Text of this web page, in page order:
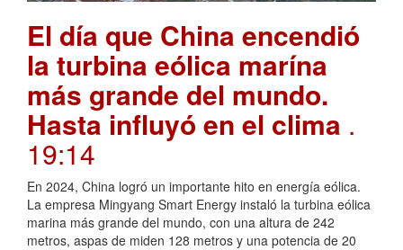
El día que China encendió
la turbina eólica marína
más grande del mundo.
Hasta influyó en el clima .
19:14
En 2024, China logró un importante hito en energía eólica.
La empresa Mingyang Smart Energy instaló la turbina eólica
marina más grande del mundo, con una altura de 242
metros, aspas de miden 128 metros y una potencia de 20